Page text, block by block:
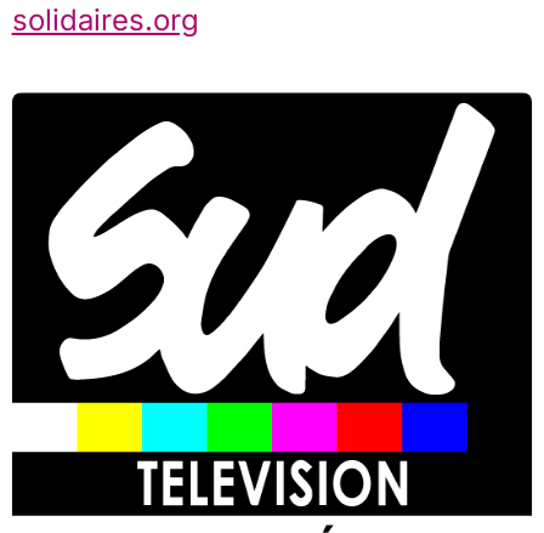
solidaires.org